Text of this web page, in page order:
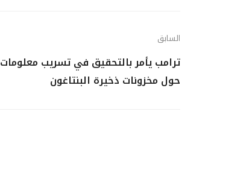
السابق
ترامب يأمر بالتحقيق في تسريب معلومات
حول مخزونات ذخيرة البنتاغون